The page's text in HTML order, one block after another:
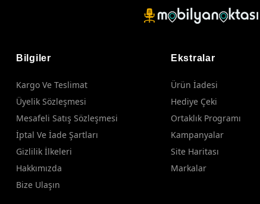
Bilgiler
Kargo Ve Teslimat
Üyelik Sözleşmesi
Mesafeli Satış Sözleşmesi
İptal Ve İade Şartları
Gizlilik İlkeleri
Hakkımızda
Bize Ulaşın
Ekstralar
Ürün İadesi
Hediye Çeki
Ortaklık Programı
Kampanyalar
Site Haritası
Markalar